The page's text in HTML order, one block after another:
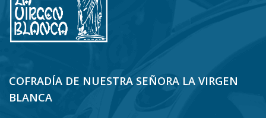
COFRADÍA DE NUESTRA SEÑORA LA VIRGEN
BLANCA